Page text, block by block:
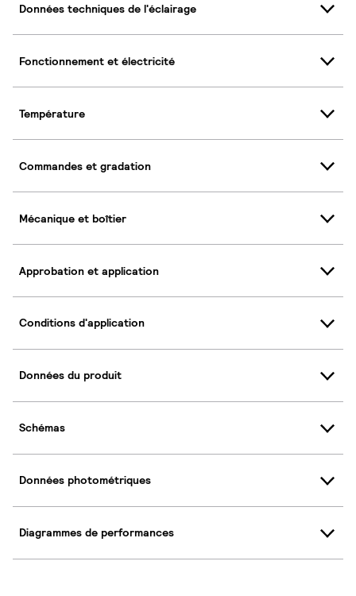
Données techniques de l'éclairage
Fonctionnement et électricité
Température
Commandes et gradation
Mécanique et boîtier
Approbation et application
Conditions d'application
Données du produit
Schémas
Données photométriques
Diagrammes de performances